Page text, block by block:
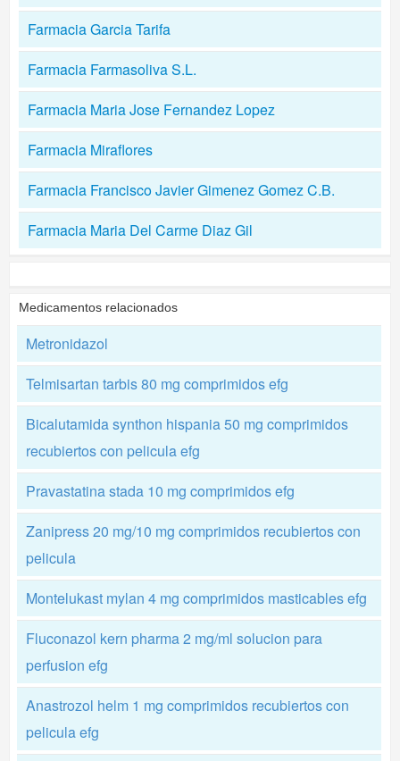
Farmacia Garcia Tarifa
Farmacia Farmasoliva S.L.
Farmacia Maria Jose Fernandez Lopez
Farmacia Miraflores
Farmacia Francisco Javier Gimenez Gomez C.B.
Farmacia Maria Del Carme Diaz Gil
Medicamentos relacionados
Metronidazol
Telmisartan tarbis 80 mg comprimidos efg
Bicalutamida synthon hispania 50 mg comprimidos
recubiertos con pelicula efg
Pravastatina stada 10 mg comprimidos efg
Zanipress 20 mg/10 mg comprimidos recubiertos con
pelicula
Montelukast mylan 4 mg comprimidos masticables efg
Fluconazol kern pharma 2 mg/ml solucion para
perfusion efg
Anastrozol helm 1 mg comprimidos recubiertos con
pelicula efg